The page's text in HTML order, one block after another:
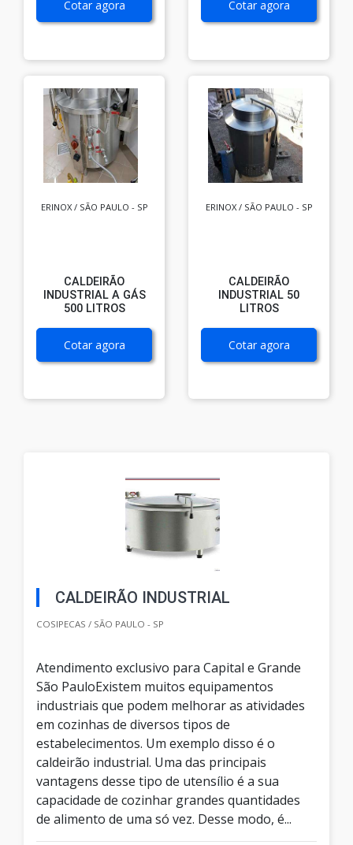
Cotar agora Cotar agora
ERINOX / SÃO PAULO - SP
CALDEIRÃO
INDUSTRIAL A GÁS
500 LITROS
Cotar agora
ERINOX / SÃO PAULO - SP
CALDEIRÃO
INDUSTRIAL 50
LITROS
Cotar agora
CALDEIRÃO INDUSTRIAL
COSIPECAS / SÃO PAULO - SP
Atendimento exclusivo para Capital e Grande
São PauloExistem muitos equipamentos
industriais que podem melhorar as atividades
em cozinhas de diversos tipos de
estabelecimentos. Um exemplo disso é o
caldeirão industrial. Uma das principais
vantagens desse tipo de utensílio é a sua
capacidade de cozinhar grandes quantidades
de alimento de uma só vez. Desse modo, é...